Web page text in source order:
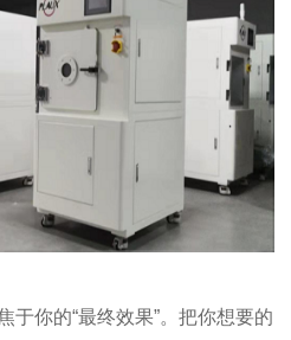
于你的“最终效果”。把你想要的